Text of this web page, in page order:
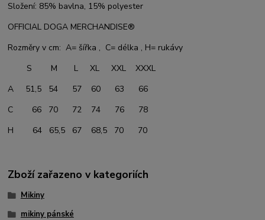
Složení: 85% bavlna, 15% polyester
OFFICIAL DOGA MERCHANDISE®
Rozměry v cm: A= šířka , C= délka , H= rukávy
S M L XL XXL XXXL
A 51,5 54 57 60 63 66
C 66 70 72 74 76 78
H 64 65,5 67 68,5 70 70
Zboží zařazeno v kategoriích
Mikiny
mikiny pánské